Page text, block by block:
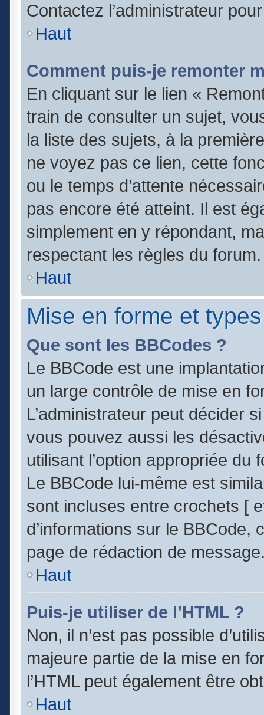
Contactez l’administrateur
Haut
Comment puis-je remonter
En cliquant sur le lien «
train de consulter un sujet,
la liste des sujets, à la
ne voyez pas ce lien, cette
ou le temps d’attente
pas encore été atteint. Il est
simplement en y répondant,
respectant les règles du forum.
Haut
Mise en forme et
Que sont les BBCodes ?
Le BBCode est une
un large contrôle de mise en
L’administrateur peut décider
vous pouvez aussi les
utilisant l’option appropriée
Le BBCode lui-même est
sont incluses entre crochets [
d’informations sur le BBCode,
page de rédaction de
Haut
Puis-je utiliser de l’HTML ?
Non, il n’est pas possible
majeure partie de la mise en
l’HTML peut également être
Haut